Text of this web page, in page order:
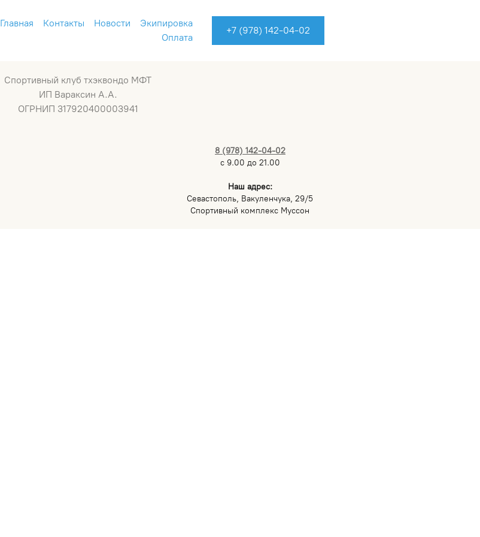
Главная Контакты Новости
Экипировка
Оплата
+7 (978) 142-04-02
Спортивный клуб тхэквондо МФТ
ИП Вараксин А.А.
ОГРНИП 317920400003941
8 (978) 142-04-02
с 9.00 до 21.00
Наш адрес:
Севастополь, Вакуленчука, 29/5
Спортивный комплекс Муссон